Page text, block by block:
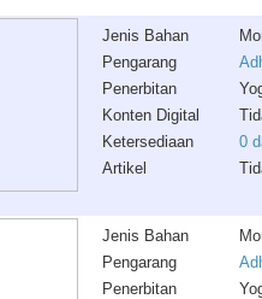
Jenis Bahan
Pengarang
Penerbitan
Konten Digital
Ketersediaan
0
Artikel
Jenis Bahan
Pengarang
Penerbitan